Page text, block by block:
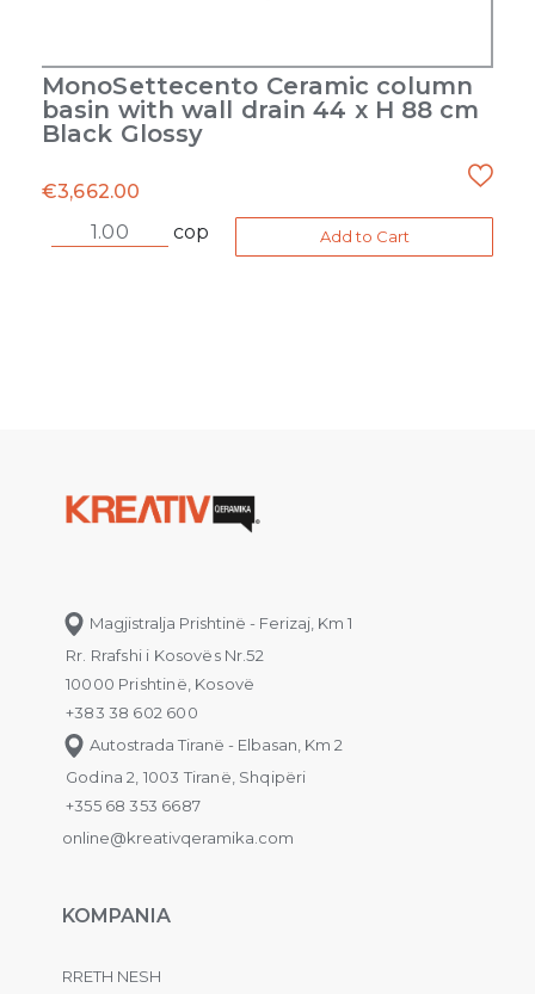
MonoSettecento Ceramic column
basin with wall drain 44 x H 88 cm
Black Glossy
€3,662.00
cop
Add to Cart
Magjistralja Prishtinë - Ferizaj, Km 1
Rr. Rrafshi i Kosovës Nr.52
10000 Prishtinë, Kosovë
+383 38 602 600
Autostrada Tiranë - Elbasan, Km 2
Godina 2, 1003 Tiranë, Shqipëri
+355 68 353 6687
online@kreativqeramika.com
KOMPANIA
RRETH NESH